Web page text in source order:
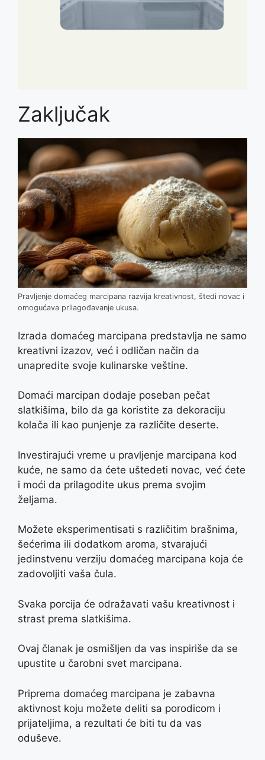
Zaključak
Pravljenje domaćeg marcipana razvija kreativnost, štedi novac i
omogućava prilagođavanje ukusa.
Izrada domaćeg marcipana predstavlja ne samo
kreativni izazov, već i odličan način da
unapredite svoje kulinarske veštine.
Domaći marcipan dodaje poseban pečat
slatkišima, bilo da ga koristite za dekoraciju
kolača ili kao punjenje za različite deserte.
Investirajući vreme u pravljenje marcipana kod
kuće, ne samo da ćete uštedeti novac, već ćete
i moći da prilagodite ukus prema svojim
željama.
Možete eksperimentisati s različitim brašnima,
šećerima ili dodatkom aroma, stvarajući
jedinstvenu verziju domaćeg marcipana koja će
zadovoljiti vaša čula.
Svaka porcija će odražavati vašu kreativnost i
strast prema slatkišima.
Ovaj članak je osmišljen da vas inspiriše da se
upustite u čarobni svet marcipana.
Priprema domaćeg marcipana je zabavna
aktivnost koju možete deliti sa porodicom i
prijateljima, a rezultati će biti tu da vas
oduševe.